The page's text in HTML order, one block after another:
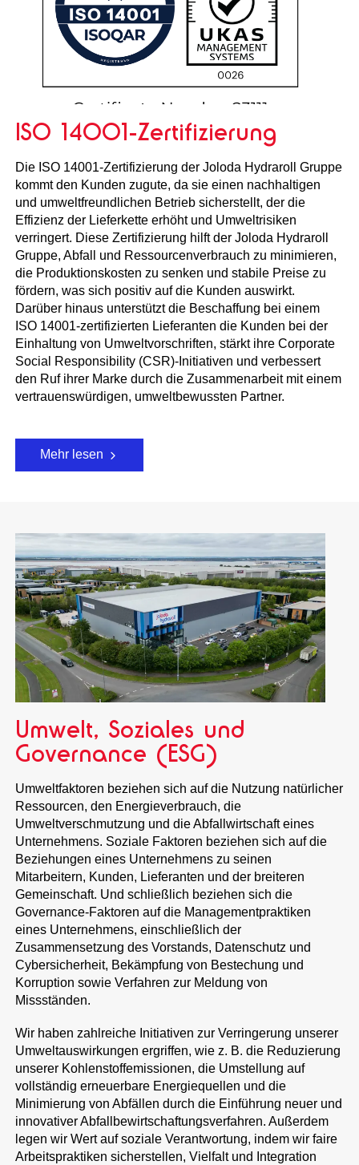
ISO 14001-Zertifizierung
Die ISO 14001-Zertifizierung der Joloda Hydraroll Gruppe
kommt den Kunden zugute, da sie einen nachhaltigen
und umweltfreundlichen Betrieb sicherstellt, der die
Effizienz der Lieferkette erhöht und Umweltrisiken
verringert. Diese Zertifizierung hilft der Joloda Hydraroll
Gruppe, Abfall und Ressourcenverbrauch zu minimieren,
die Produktionskosten zu senken und stabile Preise zu
fördern, was sich positiv auf die Kunden auswirkt.
Darüber hinaus unterstützt die Beschaffung bei einem
ISO 14001-zertifizierten Lieferanten die Kunden bei der
Einhaltung von Umweltvorschriften, stärkt ihre Corporate
Social Responsibility (CSR)-Initiativen und verbessert
den Ruf ihrer Marke durch die Zusammenarbeit mit einem
vertrauenswürdigen, umweltbewussten Partner.
Mehr lesen
Umwelt, Soziales und
Governance (ESG)
Umweltfaktoren beziehen sich auf die Nutzung natürlicher
Ressourcen, den Energieverbrauch, die
Umweltverschmutzung und die Abfallwirtschaft eines
Unternehmens. Soziale Faktoren beziehen sich auf die
Beziehungen eines Unternehmens zu seinen
Mitarbeitern, Kunden, Lieferanten und der breiteren
Gemeinschaft. Und schließlich beziehen sich die
Governance-Faktoren auf die Managementpraktiken
eines Unternehmens, einschließlich der
Zusammensetzung des Vorstands, Datenschutz und
Cybersicherheit, Bekämpfung von Bestechung und
Korruption sowie Verfahren zur Meldung von
Missständen.
Wir haben zahlreiche Initiativen zur Verringerung unserer
Umweltauswirkungen ergriffen, wie z. B. die Reduzierung
unserer Kohlenstoffemissionen, die Umstellung auf
vollständig erneuerbare Energiequellen und die
Minimierung von Abfällen durch die Einführung neuer und
innovativer Abfallbewirtschaftungsverfahren. Außerdem
legen wir Wert auf soziale Verantwortung, indem wir faire
Arbeitspraktiken sicherstellen, Vielfalt und Integration